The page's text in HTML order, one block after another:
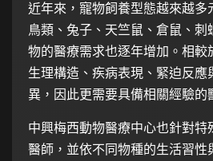
近年來，寵物飼養型態越來越多
鳥類、兔子、天竺鼠、倉鼠、刺
物的醫療需求也逐年增加。相較
生理構造、疾病表現、緊迫反應
異，因此更需要具備相關經驗的
中興梅西動物醫療中心也針對特
醫師，並依不同物種的生活習性